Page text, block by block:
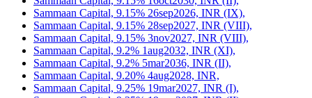
Sammaan Capital, 9.15% 26sep2026, INR (IX),
Sammaan Capital, 9.15% 28sep2027, INR (VIII),
Sammaan Capital, 9.15% 3nov2027, INR (VIII),
Sammaan Capital, 9.2% 1aug2032, INR (XI),
Sammaan Capital, 9.2% 5mar2036, INR (II),
Sammaan Capital, 9.20% 4aug2028, INR,
Sammaan Capital, 9.25% 19mar2027, INR (I),